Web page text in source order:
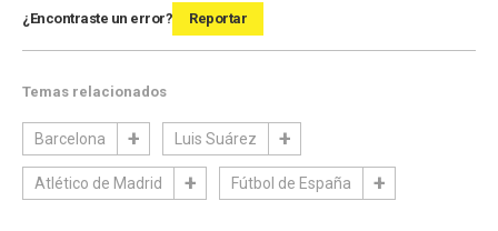
¿Encontraste un error? Reportar
Temas relacionados
Barcelona Luis Suárez
Atlético de Madrid Fútbol de España